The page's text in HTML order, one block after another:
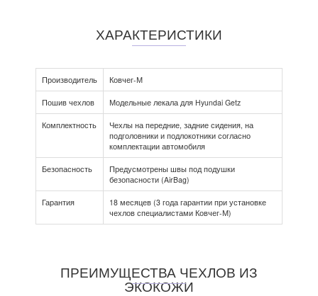
ХАРАКТЕРИСТИКИ
Производитель Ковчег-М
Пошив чехлов Модельные лекала для Hyundai Getz
Комплектность
Чехлы на передние, задние сидения, на
подголовники и подлокотники согласно
комплектации автомобиля
Безопасность
Предусмотрены швы под подушки
безопасности (AirBag)
Гарантия
18 месяцев (3 года гарантии при установке
чехлов специалистами Ковчег-М)
ПРЕИМУЩЕСТВА ЧЕХЛОВ ИЗ
ЭКОКОЖИ